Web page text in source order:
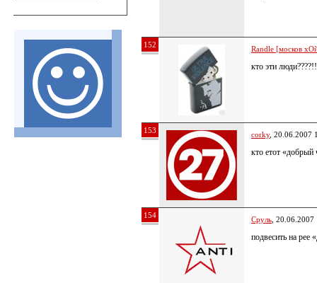
152 Randle [москов
кто эти
153 corky, 20.06.2007
кто етот «добрый
154 Сруль ,
подвесить на рее